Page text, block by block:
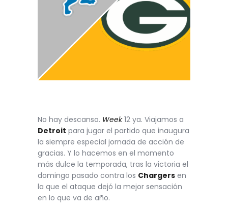
No hay descanso. Week12 ya. Viajamos a
Detroit para jugar el partido que inaugura
la siempre especial jornada de acción de
gracias. Y lo hacemos en el momento
más dulce la temporada, tras la victoria el
domingo pasado contra los Chargers en
la que el ataque dejó la mejor sensación
en lo que va de año.